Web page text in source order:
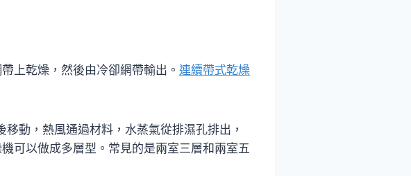
上乾燥，然後由冷卻網帶輸出。 連續帶式乾燥
動，熱風通過材料，水蒸氣從排濕孔排出，
可以做成多層型。常見的是兩室三層和兩室五